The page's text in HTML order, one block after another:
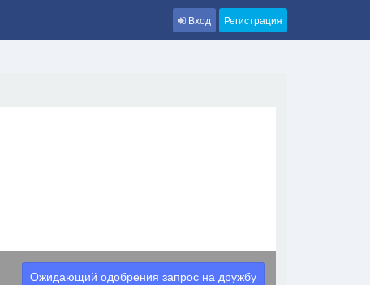
Вход Регистрация
Ожидающий одобрения запрос на дружбу